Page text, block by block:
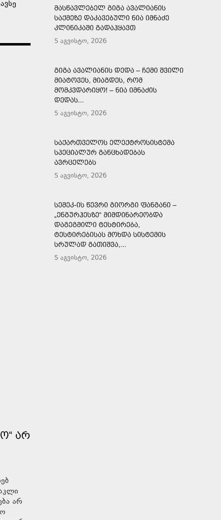
ᲐᲠ
არ
ᲛᲐᲡᲬᲐᲕᲚᲔᲑᲔᲚ ᲒᲘᲒᲐ ᲐᲕᲐᲚᲘᲐᲜᲘᲡ
ᲡᲐᲥᲛᲔᲖᲔ ᲓᲐᲙᲐᲕᲔᲑᲣᲚᲘ ᲜᲘᲐ ᲘᲛᲜᲐᲫᲔ
ᲙᲚᲘᲜᲘᲙᲐᲨᲘ ᲒᲐᲓᲐᲰᲧᲐᲕᲗ
5 აგვისტო, 2026
ᲒᲘᲒᲐ ᲐᲕᲐᲚᲘᲐᲜᲘᲡ ᲓᲔᲓᲐ – ᲩᲔᲛᲘ ᲨᲕᲘᲚᲘ
ᲛᲘᲐᲢᲝᲕᲔᲡ, ᲛᲘᲐᲒᲓᲔᲡ, ᲠᲝᲛ
ᲛᲝᲛᲙᲕᲓᲐᲠᲘᲧᲝ! – ᲜᲘᲐ ᲘᲛᲜᲐᲫᲘᲡ
ᲓᲔᲓᲐᲡ...
5 აგვისტო, 2026
ᲡᲐᲥᲐᲠᲗᲕᲔᲚᲝᲡ ᲔᲚᲔᲥᲢᲠᲝᲡᲘᲡᲢᲔᲛᲐ
ᲡᲞᲔᲪᲘᲐᲚᲣᲠ ᲒᲐᲜᲪᲮᲐᲓᲔᲑᲐᲡ
ᲐᲕᲠᲪᲔᲚᲔᲑᲡ
5 აგვისტო, 2026
ᲡᲔᲛᲔᲙ-ᲘᲡ ᲬᲔᲕᲠᲘ ᲒᲘᲝᲠᲒᲘ ᲤᲐᲜᲒᲐᲜᲘ –
„ᲔᲜᲒᲣᲠᲰᲔᲡᲖᲔ“ ᲛᲘᲛᲓᲘᲜᲐᲠᲔᲝᲑᲓᲐ
ᲓᲐᲒᲔᲒᲛᲘᲚᲘ ᲢᲔᲡᲢᲘᲠᲔᲑᲐ,
ᲢᲔᲡᲢᲘᲠᲔᲑᲘᲡᲐᲡ ᲛᲝᲮᲓᲐ ᲡᲘᲡᲢᲔᲛᲘᲡ
ᲡᲠᲣᲚᲐᲓ ᲒᲐᲗᲘᲨᲕᲐ,...
5 აგვისტო, 2026